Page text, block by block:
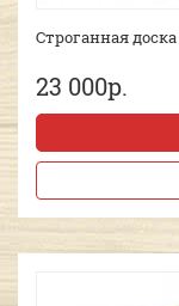
Строганная
23 000р.